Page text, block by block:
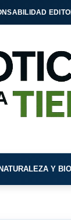
NATURALEZA Y